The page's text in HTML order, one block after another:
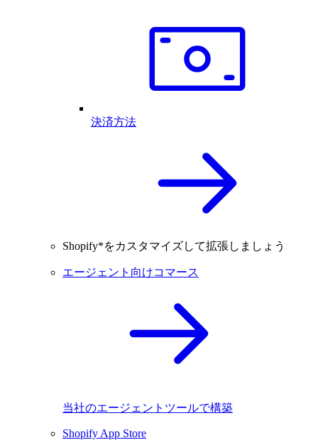
決済方法
Shopify*をカスタマイズして拡張しましょう
エージェント向けコマース
当社のエージェントツールで構築
Shopify App Store